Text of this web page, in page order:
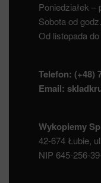
Poniedziałek –
Sobota od
Od listopada
Telefon: (+48)
Email:
Wykopiemy
42-674 Łubie,
NIP 645-256-